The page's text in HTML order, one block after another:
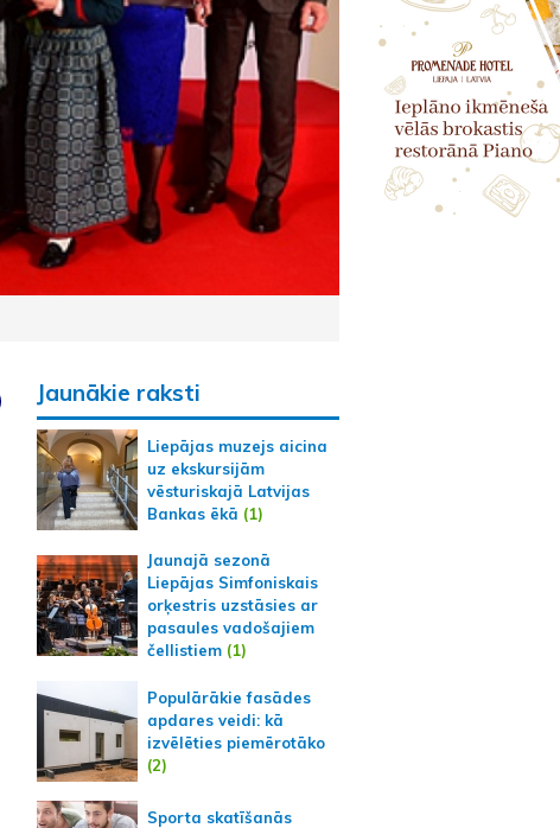
Jaunākie raksti
Liepājas muzejs aicina
uz ekskursijām
vēsturiskajā Latvijas
Bankas ēkā (1)
Jaunajā sezonā
Liepājas Simfoniskais
orķestris uzstāsies ar
pasaules vadošajiem
čellistiem(1)
Populārākie fasādes
apdares veidi: kā
izvēlēties piemērotāko
(2)
Sporta skatīšanās